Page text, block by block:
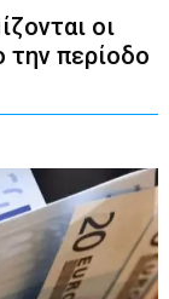
οι
περίοδο